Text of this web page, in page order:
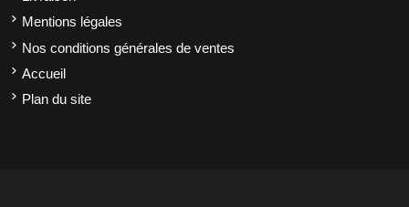
Mentions légales
Nos conditions générales de ventes
Accueil
Plan du site